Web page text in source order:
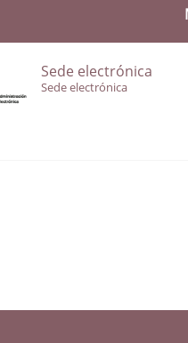
Sede electrónica
Sede electrónica